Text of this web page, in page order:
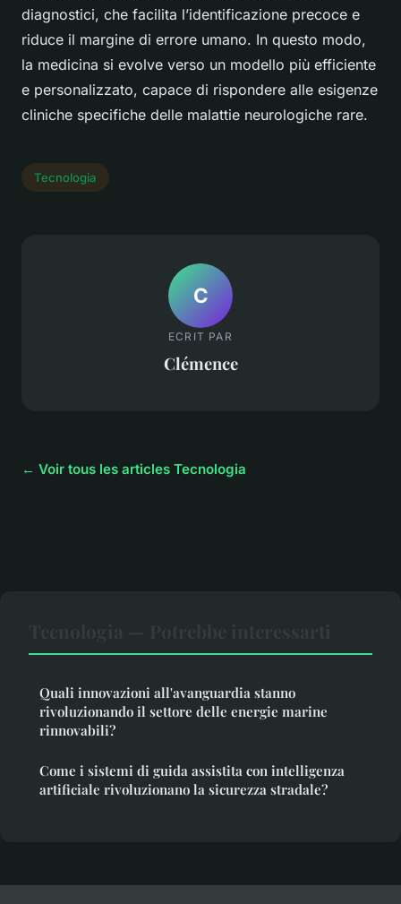
diagnostici, che facilita l’identificazione precoce e
riduce il margine di errore umano. In questo modo,
la medicina si evolve verso un modello più efficiente
e personalizzato, capace di rispondere alle esigenze
cliniche specifiche delle malattie neurologiche rare.
Tecnologia
C
ECRIT PAR
Clémence
← Voir tous les articles Tecnologia
Quali innovazioni all'avanguardia stanno
rivoluzionando il settore delle energie marine
rinnovabili?
Come i sistemi di guida assistita con intelligenza
artificiale rivoluzionano la sicurezza stradale?